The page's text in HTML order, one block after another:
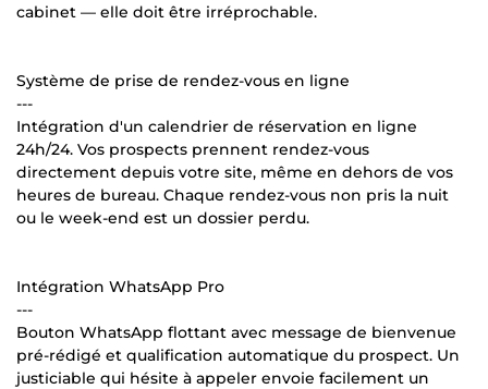
cabinet — elle doit être irréprochable.
Système de prise de rendez-vous en ligne
---
Intégration d'un calendrier de réservation en ligne
24h/24. Vos prospects prennent rendez-vous
directement depuis votre site, même en dehors de vos
heures de bureau. Chaque rendez-vous non pris la nuit
ou le week-end est un dossier perdu.
Intégration WhatsApp Pro
---
Bouton WhatsApp flottant avec message de bienvenue
pré-rédigé et qualification automatique du prospect. Un
justiciable qui hésite à appeler envoie facilement un